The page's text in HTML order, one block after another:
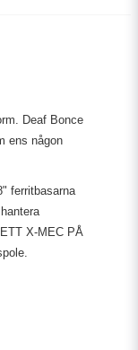
Deaf Bonce
ens någon
ferritbasarna
X-MEC PÅ